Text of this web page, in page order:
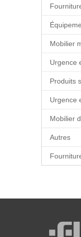
Urgence
Produits
Urgence
Mobilier
Autres